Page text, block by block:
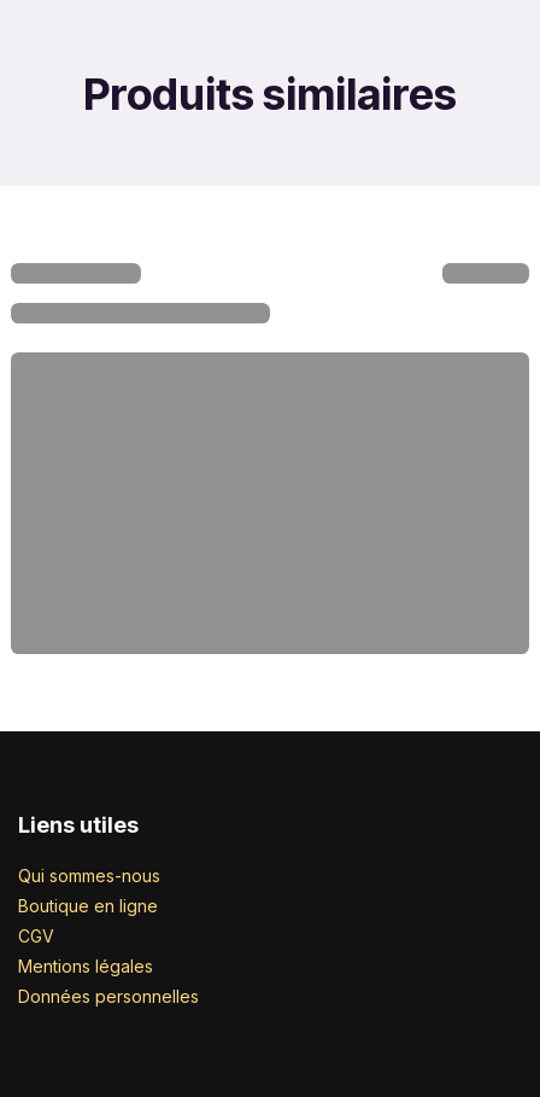
Produits similaires
Liens utiles
Qui sommes-nous
Boutique en ligne
CGV
Mentions légales
Données personnelles